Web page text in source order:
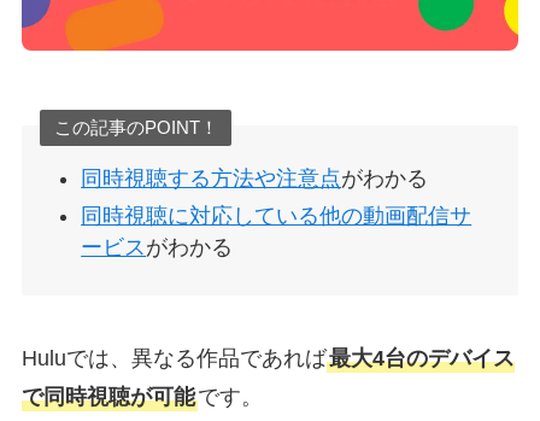
この記事のPOINT！
同時視聴する方法や注意点がわかる
同時視聴に対応している他の動画配信サ
ービス がわかる
Huluでは、異なる作品であれば最大4台のデバイス
で同時視聴が可能です。